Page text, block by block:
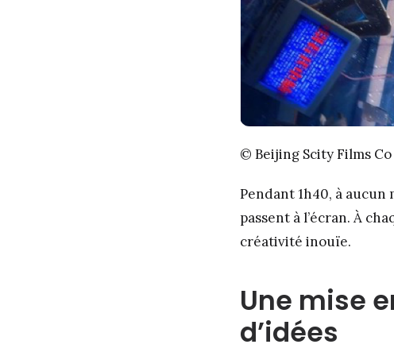
© Beijing Scity Films Co
Pendant 1h40, à aucun
passent à l’écran. À
créativité inouïe.
Une mise
d’idées